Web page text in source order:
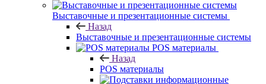
Выставочные и презентационные системы
Назад
Выставочные и презентационные системы
POS материалы
Назад
POS материалы